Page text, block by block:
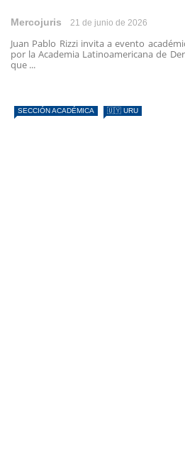
Mercojuris 21 de junio de 2026
Juan Pablo Rizzi invita a evento
por la Academia Latinoamericana de
que ...
SECCIÓN ACADÉMICA 🇺🇾 URU